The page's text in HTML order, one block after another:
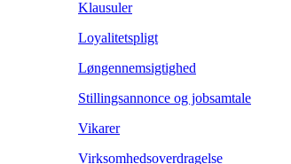
Klausuler
Loyalitetspligt
Løngennemsigtighed
Stillingsannonce og jobsamtale
Vikarer
Virksomhedsoverdragelse